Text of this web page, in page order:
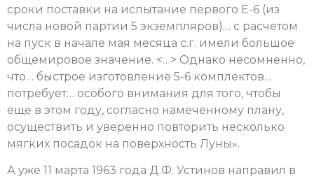
сроки поставки на испытание первого Е-6 (из
числа новой партии 5 экземпляров)… с расчетом
на пуск в начале мая месяца с.г. имели большое
общемировое значение. <…> Однако несомненно,
что… быстрое изготовление 5-6 комплектов…
потребует… особого внимания для того, чтобы
еще в этом году, согласно намеченному плану,
осуществить и уверенно повторить несколько
мягких посадок на поверхность Луны».
А уже 11 марта 1963 года Д.Ф. Устинов направил в